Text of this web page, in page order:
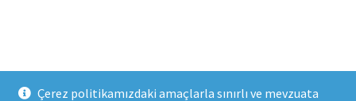
Çerez politikamızdaki amaçlarla sınırlı ve mevzuata